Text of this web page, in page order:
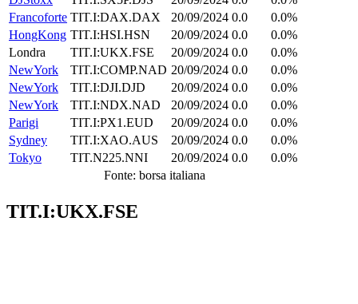
Francoforte TIT.I:DAX.DAX 20/09/2024 0.0
0.0%
HongKong TIT.I:HSI.HSN 20/09/2024 0.0
0.0%
Londra
TIT.I:UKX.FSE 20/09/2024 0.0
0.0%
NewYork
TIT.I:COMP.NAD 20/09/2024 0.0
0.0%
NewYork
TIT.I:DJI.DJD 20/09/2024 0.0
0.0%
NewYork
TIT.I:NDX.NAD 20/09/2024 0.0
0.0%
Parigi
TIT.I:PX1.EUD 20/09/2024 0.0
0.0%
Sydney
TIT.I:XAO.AUS 20/09/2024 0.0
0.0%
Tokyo
TIT.N225.NNI 20/09/2024 0.0
0.0%
Fonte: borsa italiana
TIT.I:UKX.FSE